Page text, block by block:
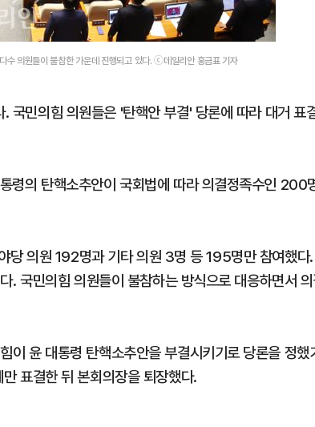
수 의원들이 불참한 가운데 진행되고 있다. ⓒ데일리안 홍금표 기자
국민의힘 의원들은 '탄핵안 부결' 당론에 따라 대거 표
령의 탄핵소추안이 국회법에 따라 의결정족수인 200
당 의원 192명과 기타 의원 3명 등 195명만 참여했다.
국민의힘 의원들이 불참하는 방식으로 대응하면서
이 윤 대통령 탄핵소추안을 부결시키기로 당론을 정했
표결한 뒤 본회의장을 퇴장했다.